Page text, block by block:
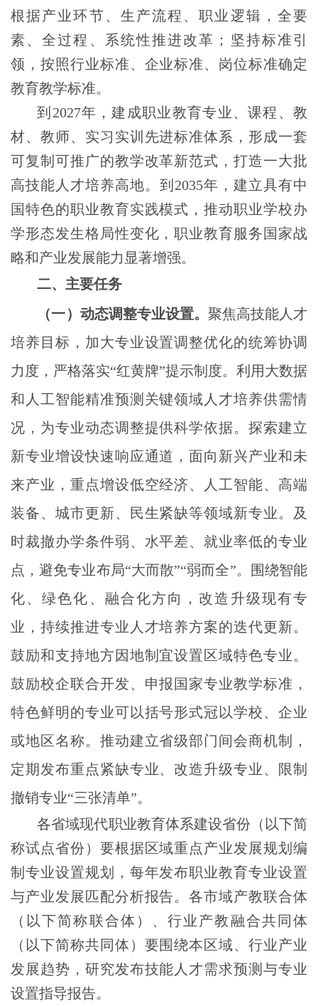
根据产业环节、生产流程、职业逻辑，全要
素、全过程、系统性推进改革；坚持标准引
领，按照行业标准、企业标准、岗位标准确定
教育教学标准。
到2027年，建成职业教育专业、课程、教
材、教师、实习实训先进标准体系，形成一套
可复制可推广的教学改革新范式，打造一大批
高技能人才培养高地。到2035年，建立具有中
国特色的职业教育实践模式，推动职业学校办
学形态发生格局性变化，职业教育服务国家战
略和产业发展能力显著增强。
二、主要任务
（一）动态调整专业设置。 聚焦高技能人才
培养目标，加大专业设置调整优化的统筹协调
力度，严格落实“红黄牌”提示制度。利用大数据
和人工智能精准预测关键领域人才培养供需情
况，为专业动态调整提供科学依据。探索建立
新专业增设快速响应通道，面向新兴产业和未
来产业，重点增设低空经济、人工智能、高端
装备、城市更新、民生紧缺等领域新专业。及
时裁撤办学条件弱、水平差、就业率低的专业
点，避免专业布局“大而散”“弱而全”。围绕智能
化、绿色化、融合化方向，改造升级现有专
业，持续推进专业人才培养方案的迭代更新。
鼓励和支持地方因地制宜设置区域特色专业。
鼓励校企联合开发、申报国家专业教学标准，
特色鲜明的专业可以括号形式冠以学校、企业
或地区名称。推动建立省级部门间会商机制，
定期发布重点紧缺专业、改造升级专业、限制
撤销专业“三张清单”。
各省域现代职业教育体系建设省份（以下简
称试点省份）要根据区域重点产业发展规划编
制专业设置规划，每年发布职业教育专业设置
与产业发展匹配分析报告。各市域产教联合体
（以下简称联合体）、行业产教融合共同体
（以下简称共同体）要围绕本区域、行业产业
发展趋势，研究发布技能人才需求预测与专业
设置指导报告。